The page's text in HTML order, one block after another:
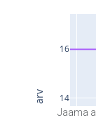
Jaama